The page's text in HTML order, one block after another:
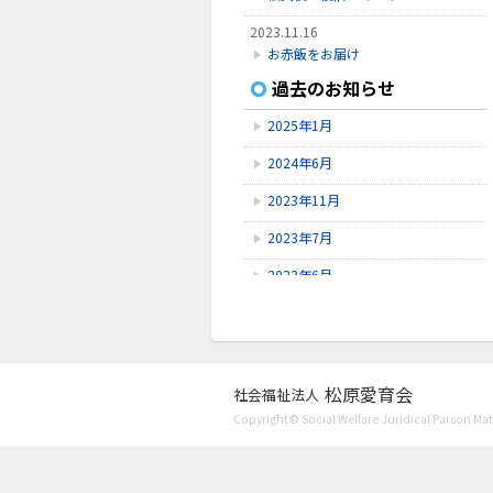
2023.11.16
お赤飯をお届け
2023.11.8
Instagram開設
2023.7.27
口腔ケア講習会
過去のお知らせ
2025年1月
2024年6月
2023年11月
2023年7月
2023年6月
2023年3月
2023年1月
社会福祉法人 松原愛育会
Copyright© Social Welfare Juridical Parson